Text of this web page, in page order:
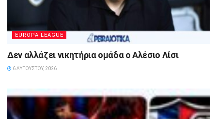
EUROPA LEAGUE
Δεν αλλάζει νικητήρια ομάδα ο Αλέσιο Λίσι
6 ΑΥΓΟΎΣΤΟΥ, 2026